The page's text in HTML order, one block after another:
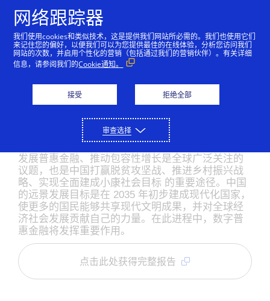
宏观视野
数字创新助推中国普惠金
融
发展普惠金融、推动包容性增长是全球广泛关注的
议题，也是中国打赢脱贫攻坚战、推进乡村振兴战
略、实现全面建成小康社会目标 的重要途径。中国
的远景发展目标是在 2035 年初步建成现代化国家，
使更多的国民能够共享现代文明成果，并对全球经
济社会发展贡献自己的力量。在此进程中，数字普
惠金融将发挥重要作用。
点击此处获得完整报告
网络跟踪器
我们使用cookies和类似技术，这是提供我们网站所必需的。我们也使用它们
来记住您的偏好，以便我们可以为您提供最佳的在线体验，分析您访问我们
网站的次数，并启用个性化的营销（包括通过我们的营销伙伴）。有关详细
信息，请参阅我们的Cookie通知。
接受 拒绝全部
审查选择